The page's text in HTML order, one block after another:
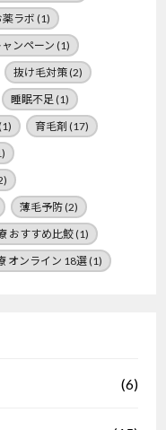
薬ラボ(1)
ンペーン(1)
抜け毛対策(2)
睡眠不足 (1)
育毛剤 (17)
薄毛予防(2)
おすすめ比鮫(1)
オンライン 18選(1)
(6)